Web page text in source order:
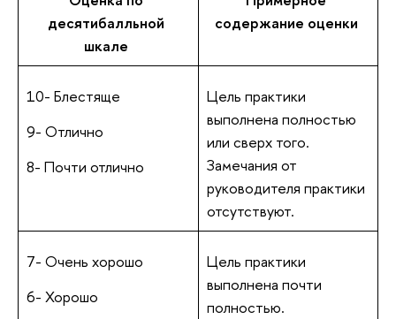
десятибалльной
шкале
содержание оценки
10- Блестяще
9- Отлично
8- Почти отлично
Цель практики
выполнена полностью
или сверх того.
Замечания от
руководителя практики
отсутствуют.
7- Очень хорошо
6- Хорошо
Цель практики
выполнена почти
полностью.